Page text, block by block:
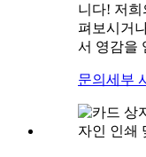
니다! 저
펴보시거
서 영감을
문의 세부